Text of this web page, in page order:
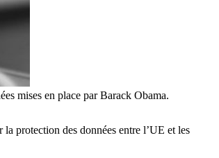
mises en place par Barack Obama.
protection des données entre l’UE et les